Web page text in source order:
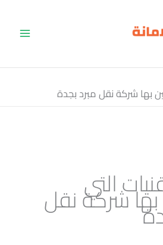
بها شركة نقل مبرد بجدة
التي
شركة نقل